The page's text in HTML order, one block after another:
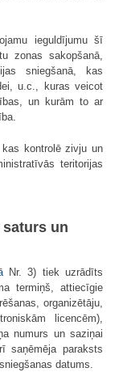
ieguldījumu šī
zonas sakopšanā,
sniegšanā, kas
u.c., kuras veicot
un kurām to ar
kas kontrolē zivju un
teritorijas
saturs un
Nr. 3) tiek uzrādīts
termiņš, attiecīgie
organizētāju,
licencēm),
numurs un saziņai
saņēmēja paraksts
datums.